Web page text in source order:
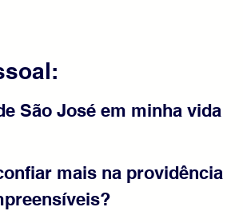
São José em minha vida
mais na providência